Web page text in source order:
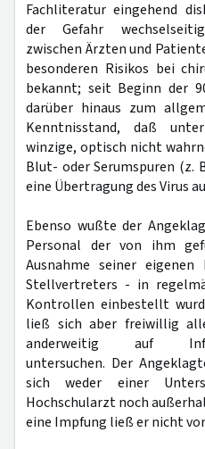
Fachliteratur eingehend
der Gefahr
zwischen Ärzten und
besonderen Risikos bei
bekannt; seit Beginn der
darüber hinaus zum
Kenntnisstand, daß
winzige, optisch nicht
Blut- oder Serumspuren (z.
eine Übertragung des Virus
Ebenso wußte der
Personal der von ihm
Ausnahme seiner eigenen
Stellvertreters - in
Kontrollen einbestellt
ließ sich aber freiwillig
anderweitig auf
untersuchen. Der
sich weder einer
Hochschularzt noch
eine Impfung ließ er nicht